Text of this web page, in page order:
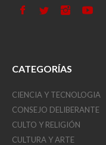
CATEGORÍAS
CIENCIA Y TECNOLOGIA
CONSEJO DELIBERANTE
CULTO Y RELIGIÓN
CULTURA Y ARTE